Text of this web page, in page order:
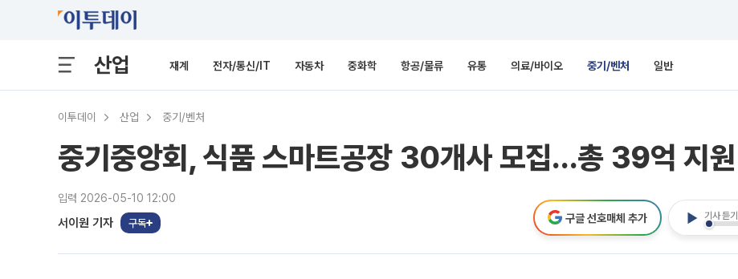
산업 재계 전자/통신/IT 자동차 중화학 항공/물류 유통 의료/바이오 중기/벤처 일반
이투데이 산업 중기/벤처
중기중앙회, 식품 스마트공장 30개사 모집…총 39억 지원
입력 2026-05-10 12:00
서이원 기자 구독
기사 듣기
구글 선호매체 추가